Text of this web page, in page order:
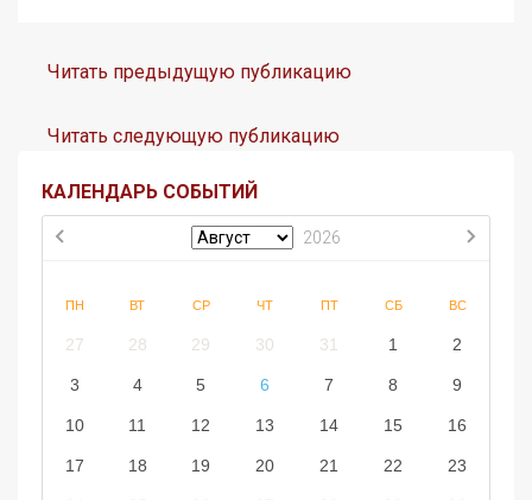
Читать предыдущую публикацию
Читать следующую публикацию
КАЛЕНДАРЬ СОБЫТИЙ
2026
ПН ВТ СР ЧТ ПТ СБ ВС
27 28 29 30 31 1 2
3 4 5 6 7 8 9
10 11 12 13 14 15 16
17 18 19 20 21 22 23